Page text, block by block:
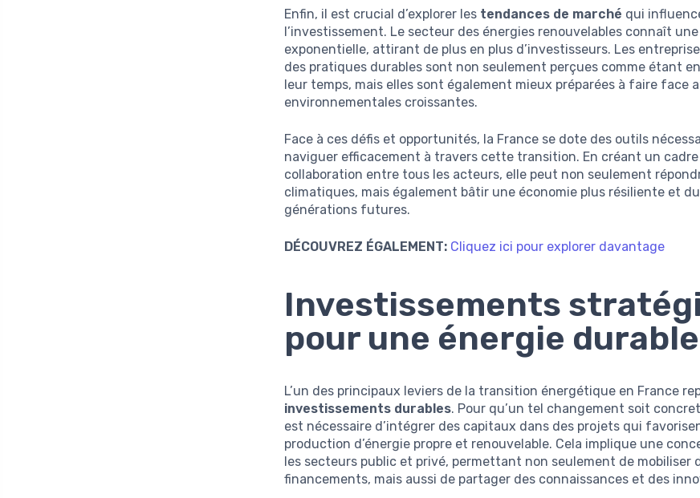
Enfin, il est crucial d’explorer les tendances de marché qui
l’investissement. Le secteur des énergies renouvelables connaît
exponentielle, attirant de plus en plus d’investisseurs. Les
des pratiques durables sont non seulement perçues comme étant
leur temps, mais elles sont également mieux préparées à faire face
environnementales croissantes.
Face à ces défis et opportunités, la France se dote des outils
naviguer efficacement à travers cette transition. En créant un
collaboration entre tous les acteurs, elle peut non seulement
climatiques, mais également bâtir une économie plus résiliente et
générations futures.
DÉCOUVREZ ÉGALEMENT: Cliquez ici pour explorer davantage
Investissements
pour une énergie durable
L’un des principaux leviers de la transition énergétique en France
investissements durables. Pour qu’un tel changement soit
est nécessaire d’intégrer des capitaux dans des projets qui
production d’énergie propre et renouvelable. Cela implique une
les secteurs public et privé, permettant non seulement de mobiliser
financements, mais aussi de partager des connaissances et des